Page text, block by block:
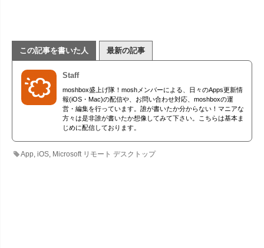
この記事を書いた人 最新の記事
Staff
moshbox盛上げ隊！moshメンバーによる、日々のApps更新情
報(iOS・Mac)の配信や、お問い合わせ対応、moshboxの運
営・編集を行っています。誰が書いたか分からない！マニアな
方々は是非誰が書いたか想像してみて下さい。こちらは基本ま
じめに配信しております。
App ,iOS Microsoft リモート デスクトップ